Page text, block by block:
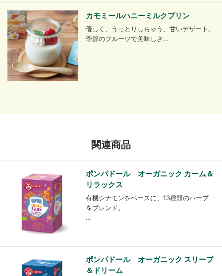
カモミールハニーミルクプリン
優しく、うっとりしちゃう、甘いデザート。
季節のフルーツで美味しさ…
関連商品
ポンパドール オーガニック カーム＆
リラックス
有機シナモンをベースに、13種類のハーブ
をブレンド。
…
ポンパドール オーガニック スリープ
＆ドリーム